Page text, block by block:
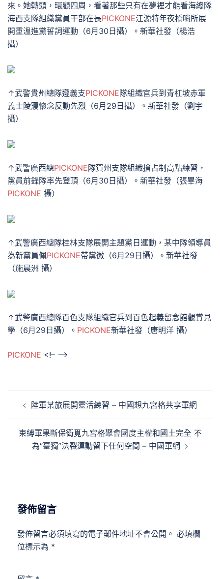
來。她轉頭，環顧四周，看著那些只有在夢裡才能看海總隊
海西支隊組織黨員干部在長PICKONE江源特年夜橋哨所展
開重溫進黨誓詞運動（6月30日攝）。新華社發（楊浩
攝）
↑武警貴州總隊遵義支PICKONE隊組織官兵到青杠坡赤軍
義士陵寢懷念反動先烈（6月29日攝）。新華社發（劉宇
攝）
↑武警廣西總PICKONE隊賀州支隊組織搶占制高點練習，
黨員前鋒隊率先登頂（6月30日攝）。新華社發（張畢海
PICKONE 攝）
↑武警廣西總隊桂林支隊展開主題黨日運動，某中隊領導員
為新黨員佩PICKONE帶黨徽（6月29日攝）。新華社發
（施晨洲 攝）
↑武警廣西總隊百色支隊組織官兵到百色起義留念館觀賞見
學（6月29日攝）。 PICKONE新華社發（唐明洋 攝）
PICKONE <!– –>
陸軍某旅展開靈活練習 – 中國想九宮格共享軍網
束縛軍果斷保衛覓九宮格聚會國度主權和國土完全 不
為“臺獨”決裂運動留下任何空間 – 中國軍網
發佈留言
發佈留言必須填寫的電子郵件地址不會公開。 必填欄
位標示為 *